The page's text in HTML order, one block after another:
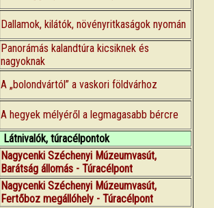
Dallamok, kilátók, növényritkaságok nyomán
Panorámás kalandtúra kicsiknek és
nagyoknak
A „bolondvártól” a vaskori földvárhoz
A hegyek mélyéről a legmagasabb bércre
Látnivalók, túracélpontok
Nagycenki Széchenyi Múzeumvasút,
Barátság állomás - Túracélpont
Nagycenki Széchenyi Múzeumvasút,
Fertőboz megállóhely - Túracélpont